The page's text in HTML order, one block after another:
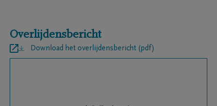
Overlijdensbericht
Download het overlijdensbericht (pdf)